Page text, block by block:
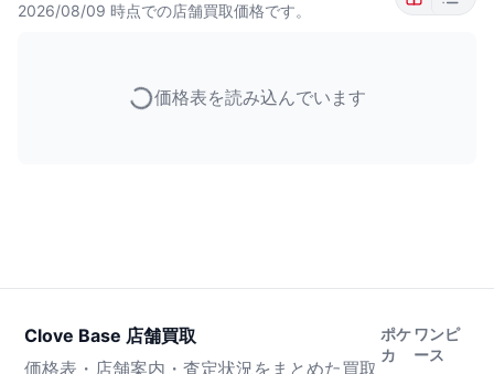
2026/08/09 時点での店舗買取価格です。
価格表を読み込んでいます
Clove Base 店舗買取
価格表・店舗案内・査定状況をまとめた買取
ポケ
カ
ワンピ
ース